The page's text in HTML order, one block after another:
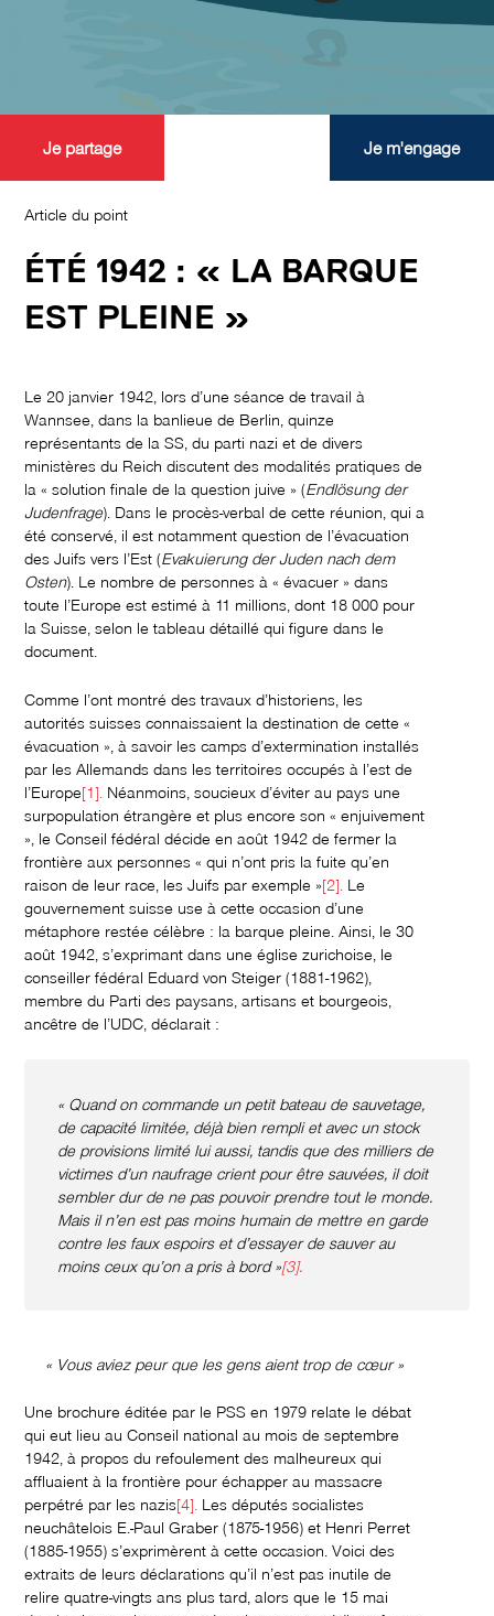
Article du point
ÉTÉ 1942 : « LA BARQUE
EST PLEINE »
Le 20 janvier 1942, lors d’une séance de travail à
Wannsee, dans la banlieue de Berlin, quinze
représentants de la SS, du parti nazi et de divers
ministères du Reich discutent des modalités pratiques de
la « solution finale de la question juive » (Endlösung der
Judenfrage). Dans le procès-verbal de cette réunion, qui a
été conservé, il est notamment question de l’évacuation
des Juifs vers l’Est (Evakuierung der Juden nach dem
Osten). Le nombre de personnes à « évacuer » dans
toute l’Europe est estimé à 11 millions, dont 18 000 pour
la Suisse, selon le tableau détaillé qui figure dans le
document.
Comme l’ont montré des travaux d’historiens, les
autorités suisses connaissaient la destination de cette «
évacuation », à savoir les camps d’extermination installés
par les Allemands dans les territoires occupés à l’est de
l’Europe[1]. Néanmoins, soucieux d’éviter au pays une
surpopulation étrangère et plus encore son « enjuivement
», le Conseil fédéral décide en août 1942 de fermer la
frontière aux personnes « qui n’ont pris la fuite qu’en
raison de leur race, les Juifs par exemple »[2]. Le
gouvernement suisse use à cette occasion d’une
métaphore restée célèbre : la barque pleine. Ainsi, le 30
août 1942, s’exprimant dans une église zurichoise, le
conseiller fédéral Eduard von Steiger (1881-1962),
membre du Parti des paysans, artisans et bourgeois,
ancêtre de l’UDC, déclarait :
« Quand on commande un petit bateau de sauvetage,
de capacité limitée, déjà bien rempli et avec un stock
de provisions limité lui aussi, tandis que des milliers de
victimes d’un naufrage crient pour être sauvées, il doit
sembler dur de ne pas pouvoir prendre tout le monde.
Mais il n’en est pas moins humain de mettre en garde
contre les faux espoirs et d’essayer de sauver au
moins ceux qu’on a pris à bord »[3].
« Vous aviez peur que les gens aient trop de cœur »
Une brochure éditée par le PSS en 1979 relate le débat
qui eut lieu au Conseil national au mois de septembre
1942, à propos du refoulement des malheureux qui
affluaient à la frontière pour échapper au massacre
perpétré par les nazis[4]. Les députés socialistes
neuchâtelois E.-Paul Graber (1875-1956) et Henri Perret
(1885-1955) s’exprimèrent à cette occasion. Voici des
extraits de leurs déclarations qu’il n’est pas inutile de
relire quatre-vingts ans plus tard, alors que le 15 mai
Je partage Je m'engage